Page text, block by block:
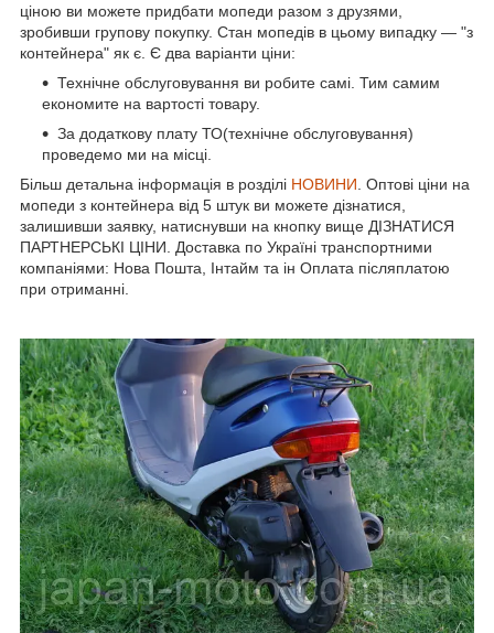
ціною ви можете придбати мопеди разом з друзями,
зробивши групову покупку. Стан мопедів в цьому випадку ― "з
контейнера" як є. Є два варіанти ціни:
Технічне обслуговування ви робите самі. Тим самим
економите на вартості товару.
За додаткову плату ТО(технічне обслуговування)
проведемо ми на місці.
Більш детальна інформація в розділі НОВИНИ . Оптові ціни на
мопеди з контейнера від 5 штук ви можете дізнатися,
залишивши заявку, натиснувши на кнопку вище ДІЗНАТИСЯ
ПАРТНЕРСЬКІ ЦІНИ. Доставка по Україні транспортними
компаніями: Нова Пошта, Інтайм та ін Оплата післяплатою
при отриманні.